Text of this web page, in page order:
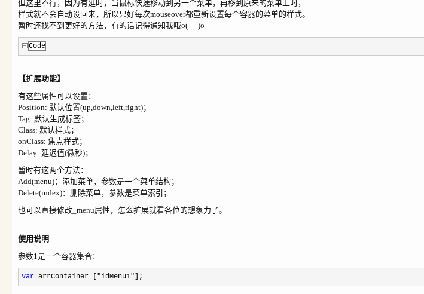
但这里不行，因为有延时，当鼠标快速移动到另一个菜单，再移到原来的菜单上时，
样式就不会自动设回来，所以只好每次mouseover都重新设置每个容器的菜单的样式。
暂时还找不到更好的方法，有的话记得通知我哦o(_ _)o
Code
【扩展功能】
有这些属性可以设置：
Position: 默认位置(up,down,left,right)；
Tag: 默认生成标签；
Class: 默认样式；
onClass: 焦点样式；
Delay: 延迟值(微秒)；
暂时有这两个方法：
Add(menu)：添加菜单，参数是一个菜单结构；
Delete(index)：删除菜单，参数是菜单索引；
也可以直接修改_menu属性，怎么扩展就看各位的想象力了。
使用说明
参数1是一个容器集合：
var arrContainer= "idMenu1" ];